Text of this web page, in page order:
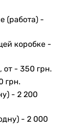
(работа) -
коробке -
от - 350 грн.
грн.
- 2 200
- 2 000